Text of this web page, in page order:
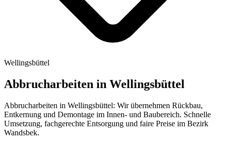
Wellingsbüttel
Abbrucharbeiten in Wellingsbüttel
Abbrucharbeiten in Wellingsbüttel: Wir übernehmen Rückbau,
Entkernung und Demontage im Innen- und Baubereich. Schnelle
Umsetzung, fachgerechte Entsorgung und faire Preise im Bezirk
Wandsbek.